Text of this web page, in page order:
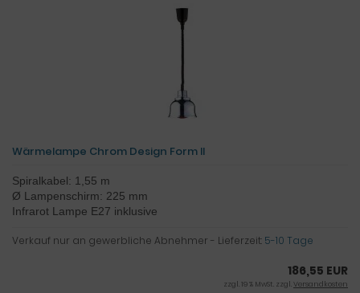
Wärmelampe Chrom Design Form II
Spiralkabel: 1,55 m
Ø Lampenschirm: 225 mm
Infrarot Lampe E27 inklusive
Verkauf nur an gewerbliche Abnehmer - Lieferzeit: 5-10 Tage
186,55 EUR
zzgl. 19 % MwSt. zzgl.Versandkosten